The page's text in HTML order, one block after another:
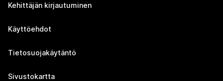
Kehittäjän kirjautuminen
Käyttöehdot
Tietosuojakäytäntö
Sivustokartta